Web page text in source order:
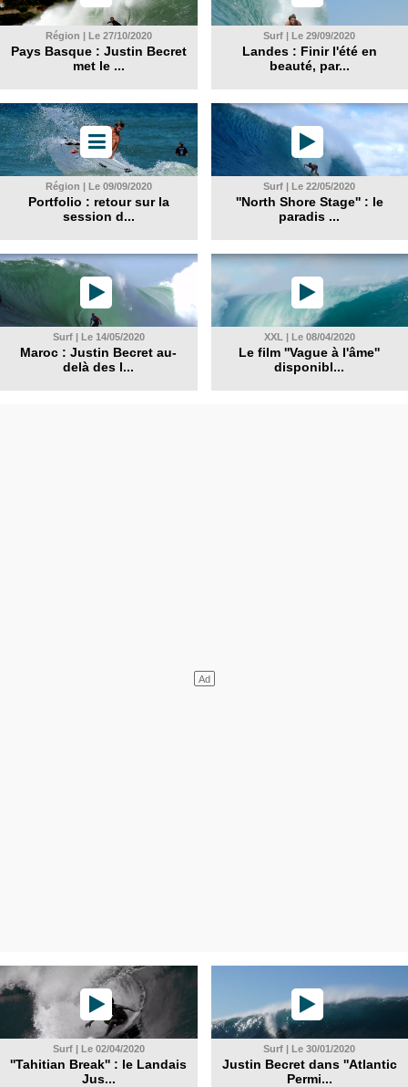
Région | Le 27/10/2020
Pays Basque : Justin Becret
met le ...
Surf | Le 29/09/2020
Landes : Finir l'été en
beauté, par...
Région | Le 09/09/2020
Portfolio : retour sur la
session d...
Surf | Le 22/05/2020
''North Shore Stage'' : le
paradis ...
Surf | Le 14/05/2020
Maroc : Justin Becret au-
delà des l...
XXL | Le 08/04/2020
Le film ''Vague à l'âme''
disponibl...
Surf | Le 02/04/2020
''Tahitian Break'' : le Landais
Jus...
Surf | Le 30/01/2020
Justin Becret dans ''Atlantic
Permi...